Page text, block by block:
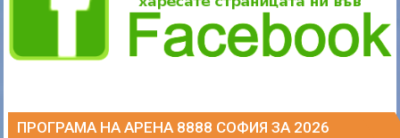
ПРОГРАМА НА АРЕНА 8888 СОФИЯ ЗА 2026